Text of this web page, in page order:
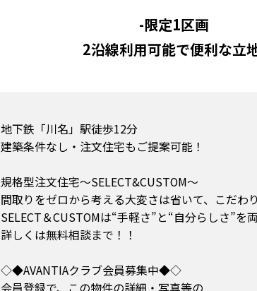
-限定1区画
2沿線利用可能で便利な立
地下鉄「川名」駅徒歩12分
建築条件なし・注文住宅もご提案可能！
規格型注文住宅～SELECT&CUSTOM～
間取りをゼロから考える大変さは省いて、こだわ
SELECT＆CUSTOMは“手軽さ”と“自分らしさ”を
詳しくは無料相談まで！！
◇◆AVANTIAクラブ会員募集中◆◇